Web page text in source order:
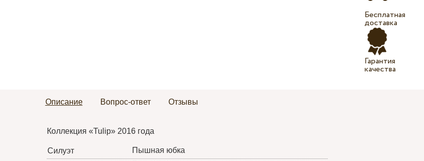
Бесплатная
доставка
Гарантия
качества
Описание Вопрос-ответ Отзывы
Коллекция «Tulip» 2016 года
Силуэт
Пышная юбка